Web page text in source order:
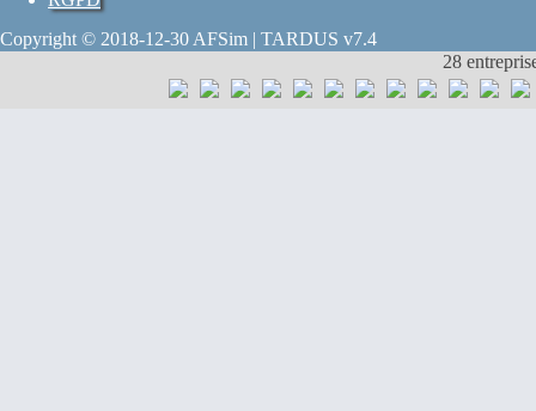
Copyright © 2018-12-30 AFSim | TARDUS v7.4
28